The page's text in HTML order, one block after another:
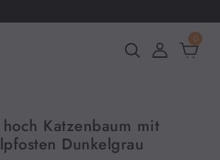
0
Katzenbaum mit
Dunkelgrau